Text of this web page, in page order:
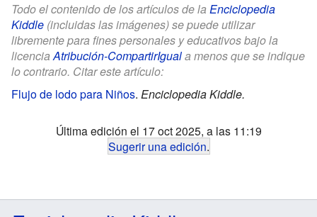
Todo el contenido de los artículos de la Enciclopedia
Kiddle (incluidas las imágenes) se puede utilizar
libremente para fines personales y educativos bajo la
licenciaAtribución-CompartirIguala menos que se indique
lo contrario. Citar este artículo:
Flujo de lodo para Niños. Enciclopedia Kiddle.
Última edición el 17 oct 2025, a las 11:19
Sugerir una edición.